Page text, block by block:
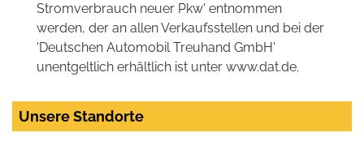
Stromverbrauch neuer Pkw' entnommen
werden, der an allen Verkaufsstellen und bei der
'Deutschen Automobil Treuhand GmbH'
unentgeltlich erhältlich ist unter www.dat.de.
Unsere Standorte